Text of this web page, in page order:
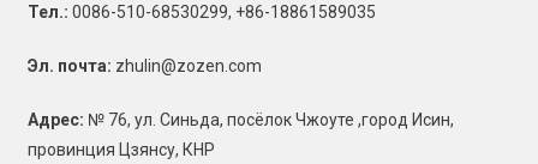
Тел.: 0086-510-68530299, +86-18861589035
Эл. почта: zhulin@zozen.com
Адрес: № 76, ул. Синьда, посёлок Чжоуте ,город Исин,
провинция Цзянсу, КНР